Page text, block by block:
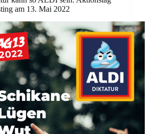
am 13. Mai 2022